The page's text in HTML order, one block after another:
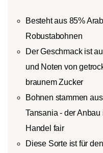
Besteht aus 85%
Robustabohnen
Der Geschmack ist
und Noten von
braunem Zucker
Bohnen stammen
Tansania - der
Handel fair
Diese Sorte ist für